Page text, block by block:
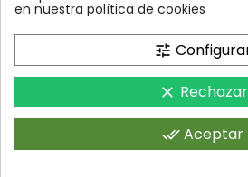
control biologico
amblyseius
InsectosAuxiliares.com © 2008 - 2026.
Ecológica y Control Biológico.Operado
Todos los derechos
en nuestra política de cookies
tune
clear Rechazar
done_all Aceptar